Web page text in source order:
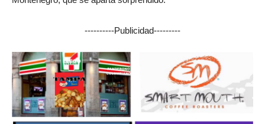
----------Publicidad---------